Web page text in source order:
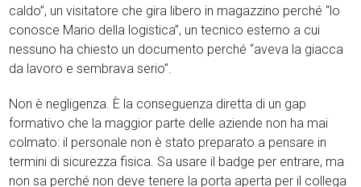
caldo”, un visitatore che gira libero in magazzino perché “lo
conosce Mario della logistica”, un tecnico esterno a cui
nessuno ha chiesto un documento perché “aveva la giacca
da lavoro e sembrava serio”.
Non è negligenza. È la conseguenza diretta di un gap
formativo che la maggior parte delle aziende non ha mai
colmato: il personale non è stato preparato a pensare in
termini di sicurezza fisica. Sa usare il badge per entrare, ma
non sa perché non deve tenere la porta aperta per il collega